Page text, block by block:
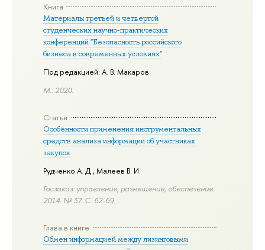
Книга
Материалы третьей и четвертой
студенческих научно-практических
конференций "Безопасность российского
бизнеса в современных условиях"
Под редакцией: А. В. Макаров
М.: 2020.
Статья
Особенности применения инструментальных
средств анализа информации об участниках
закупок.
Рудченко А. Д.,Малеев В. И.
Госзаказ: управление, размещение, обеспечение.
2014. № 37. С. 62-69.
Глава в книге
Обмен информацией между лизинговыми